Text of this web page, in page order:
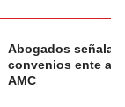
Abogados
convenios ente
AMC